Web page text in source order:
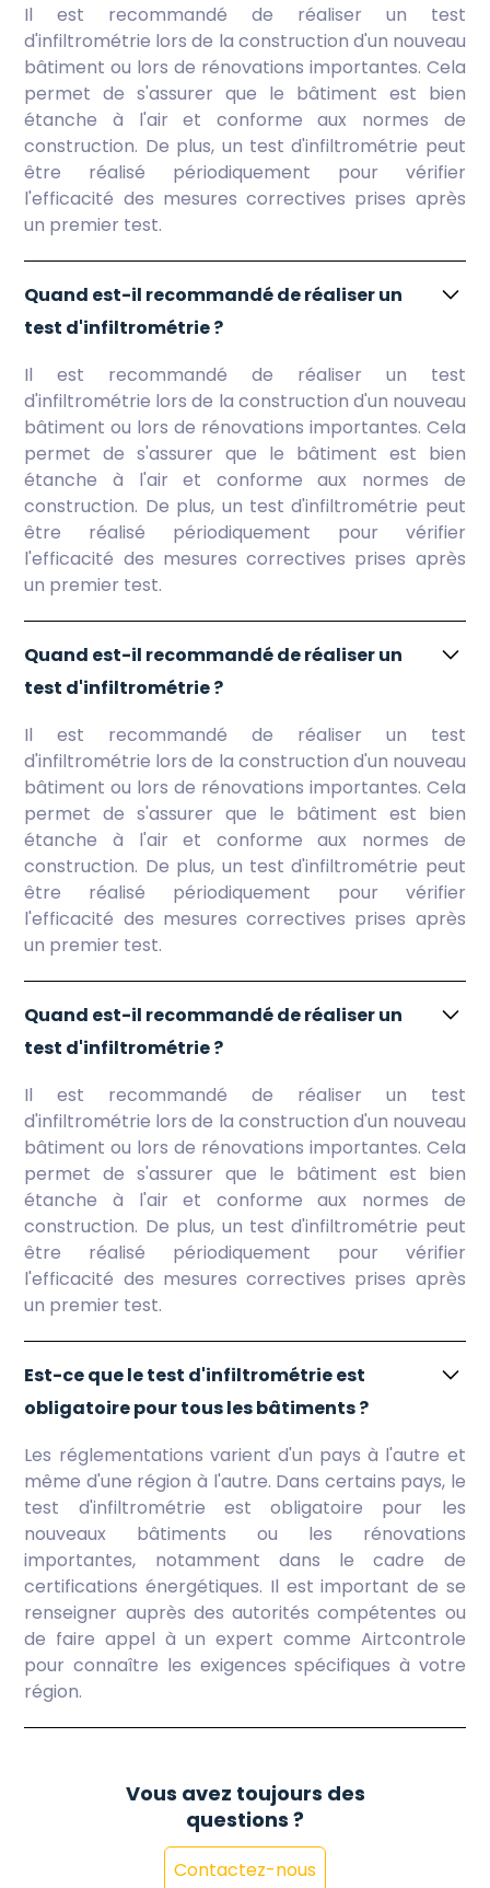
Il est recommandé de réaliser un test
d'infiltrométrie lors de la construction d'un nouveau
bâtiment ou lors de rénovations importantes. Cela
permet de s'assurer que le bâtiment est bien
étanche à l'air et conforme aux normes de
construction. De plus, un test d'infiltrométrie peut
être réalisé périodiquement pour vérifier
l'efficacité des mesures correctives prises après
un premier test.
Quand est-il recommandé de réaliser un
test d'infiltrométrie ?
Il est recommandé de réaliser un test
d'infiltrométrie lors de la construction d'un nouveau
bâtiment ou lors de rénovations importantes. Cela
permet de s'assurer que le bâtiment est bien
étanche à l'air et conforme aux normes de
construction. De plus, un test d'infiltrométrie peut
être réalisé périodiquement pour vérifier
l'efficacité des mesures correctives prises après
un premier test.
Quand est-il recommandé de réaliser un
test d'infiltrométrie ?
Il est recommandé de réaliser un test
d'infiltrométrie lors de la construction d'un nouveau
bâtiment ou lors de rénovations importantes. Cela
permet de s'assurer que le bâtiment est bien
étanche à l'air et conforme aux normes de
construction. De plus, un test d'infiltrométrie peut
être réalisé périodiquement pour vérifier
l'efficacité des mesures correctives prises après
un premier test.
Quand est-il recommandé de réaliser un
test d'infiltrométrie ?
Il est recommandé de réaliser un test
d'infiltrométrie lors de la construction d'un nouveau
bâtiment ou lors de rénovations importantes. Cela
permet de s'assurer que le bâtiment est bien
étanche à l'air et conforme aux normes de
construction. De plus, un test d'infiltrométrie peut
être réalisé périodiquement pour vérifier
l'efficacité des mesures correctives prises après
un premier test.
Est-ce que le test d'infiltrométrie est
obligatoire pour tous les bâtiments ?
Les réglementations varient d'un pays à l'autre et
même d'une région à l'autre. Dans certains pays, le
test d'infiltrométrie est obligatoire pour les
nouveaux bâtiments ou les rénovations
importantes, notamment dans le cadre de
certifications énergétiques. Il est important de se
renseigner auprès des autorités compétentes ou
de faire appel à un expert comme Airtcontrole
pour connaître les exigences spécifiques à votre
région.
Vous avez toujours des
questions ?
Contactez-nous